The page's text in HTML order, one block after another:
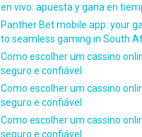
en vivo: apuesta y gana en
Panther Bet mobile app: your
to seamless gaming in South
Como escolher um cassino
seguro e confiável
Como escolher um cassino
seguro e confiável
Como escolher um cassino
seguro e confiável